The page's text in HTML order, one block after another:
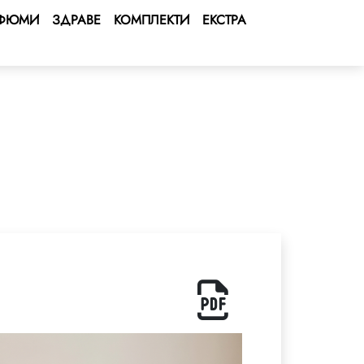
ЗДРАВЕ КОМПЛЕКТИ
ЕКСТРА